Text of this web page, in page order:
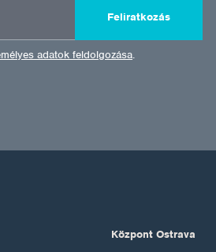
Feliratkozás
adatok feldolgozása.
Központ Ostrava